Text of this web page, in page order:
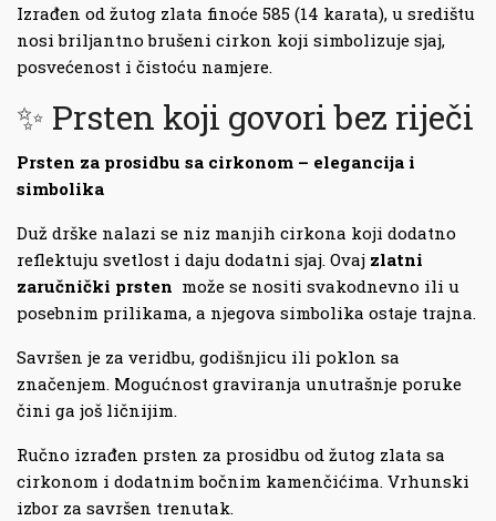
Izrađen od žutog zlata finoće 585 (14 karata), u središtu
nosi briljantno brušeni cirkon koji simbolizuje sjaj,
posvećenost i čistoću namjere.
✨ Prsten koji govori bez riječi
Prsten za prosidbu sa cirkonom – elegancija i
simbolika
Duž drške nalazi se niz manjih cirkona koji dodatno
reflektuju svetlost i daju dodatni sjaj. Ovaj zlatni
zaručnički prsten može se nositi svakodnevno ili u
posebnim prilikama, a njegova simbolika ostaje trajna.
Savršen je za veridbu, godišnjicu ili poklon sa
značenjem. Mogućnost graviranja unutrašnje poruke
čini ga još ličnijim.
Ručno izrađen prsten za prosidbu od žutog zlata sa
cirkonom i dodatnim bočnim kamenčićima. Vrhunski
izbor za savršen trenutak.